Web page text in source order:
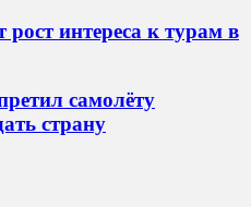
интереса к турам в
самолёту
страну